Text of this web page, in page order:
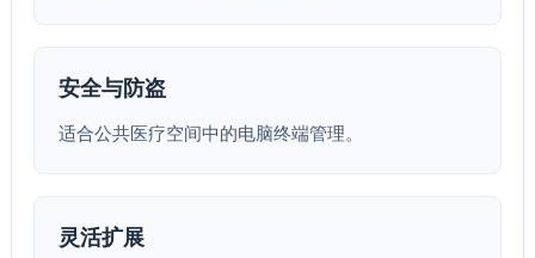
安全与防盗
适合公共医疗空间中的电脑终端管理。
灵活扩展